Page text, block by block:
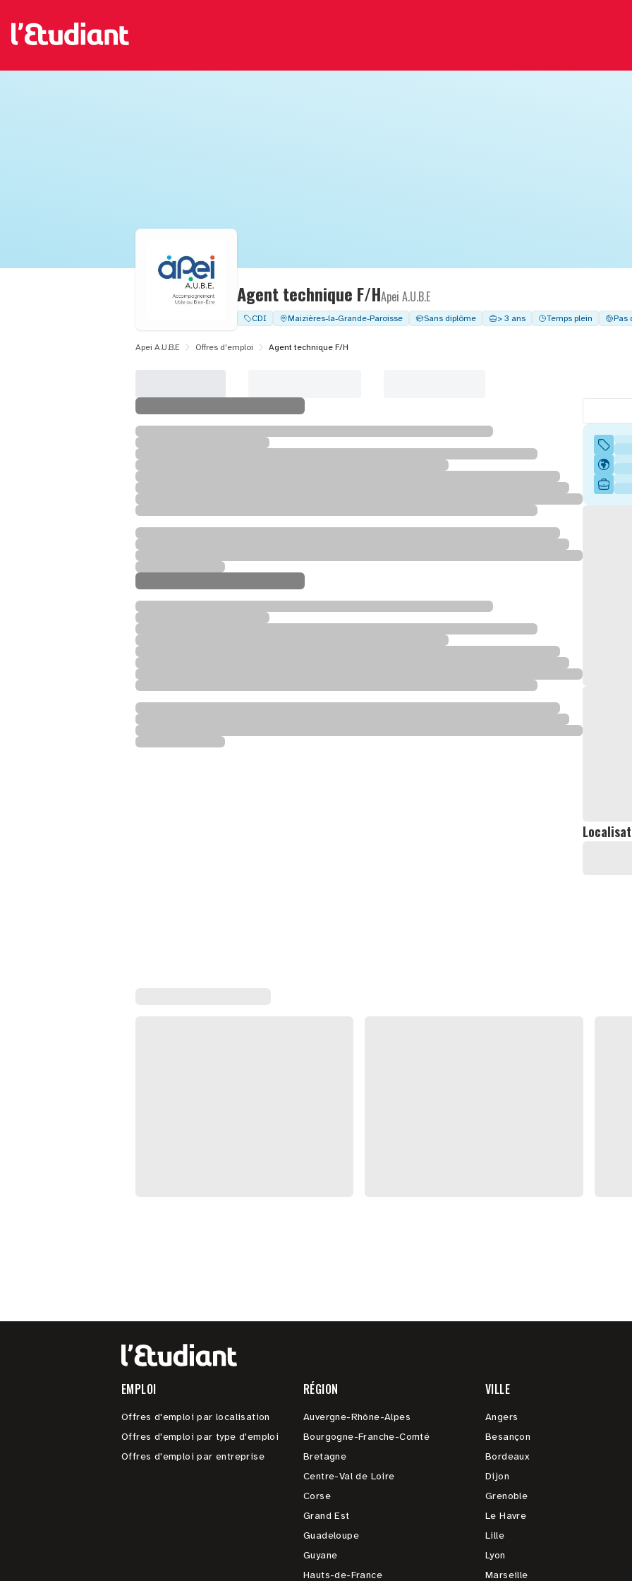
Agent technique F/HApei A.U.B.E
CDI Maizières-la-Grande-Paroisse Sans diplôme > 3 ans Temps plein Pas
Apei A.U.B.E Offres d'emploi Agent technique F/H
EMPLOI
Offres d'emploi par localisation
Offres d'emploi par type d'emploi
Offres d'emploi par entreprise
RÉGION
Auvergne-Rhône-Alpes
Bourgogne-Franche-Comté
Bretagne
Centre-Val de Loire
Corse
Grand Est
Guadeloupe
Guyane
Hauts-de-France
VILLE
Angers
Besançon
Bordeaux
Dijon
Grenoble
Le Havre
Lille
Lyon
Marseille